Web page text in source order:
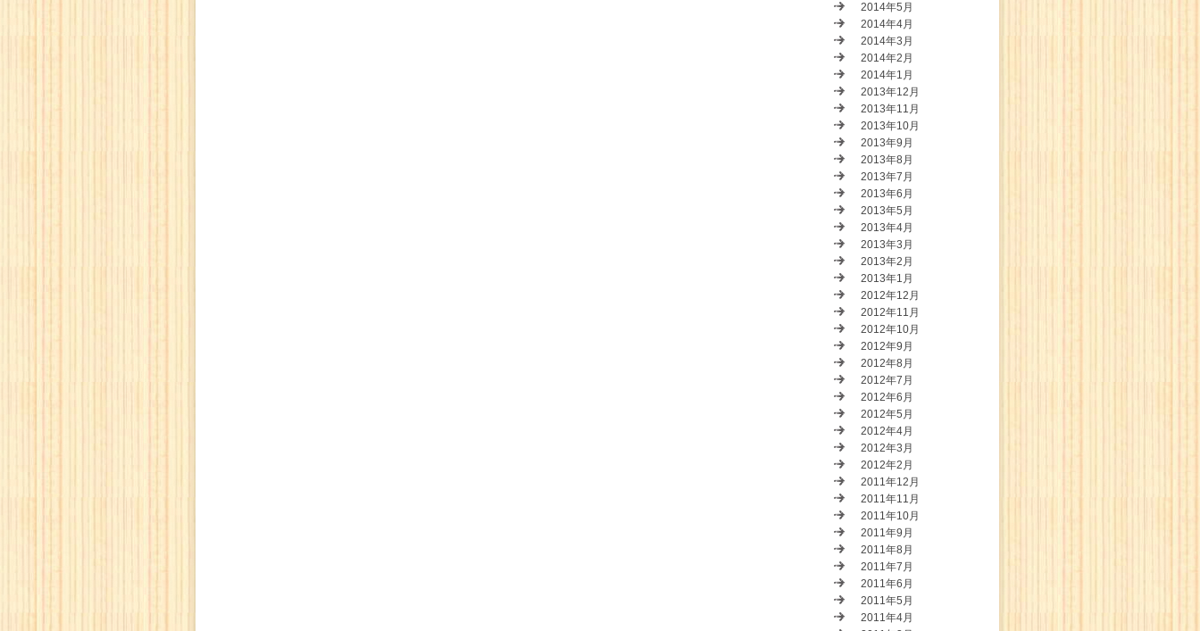
2014年5月
2014年4月
2014年3月
2014年2月
2014年1月
2013年12月
2013年11月
2013年10月
2013年9月
2013年8月
2013年7月
2013年6月
2013年5月
2013年4月
2013年3月
2013年2月
2013年1月
2012年12月
2012年11月
2012年10月
2012年9月
2012年8月
2012年7月
2012年6月
2012年5月
2012年4月
2012年3月
2012年2月
2011年12月
2011年11月
2011年10月
2011年9月
2011年8月
2011年7月
2011年6月
2011年5月
2011年4月